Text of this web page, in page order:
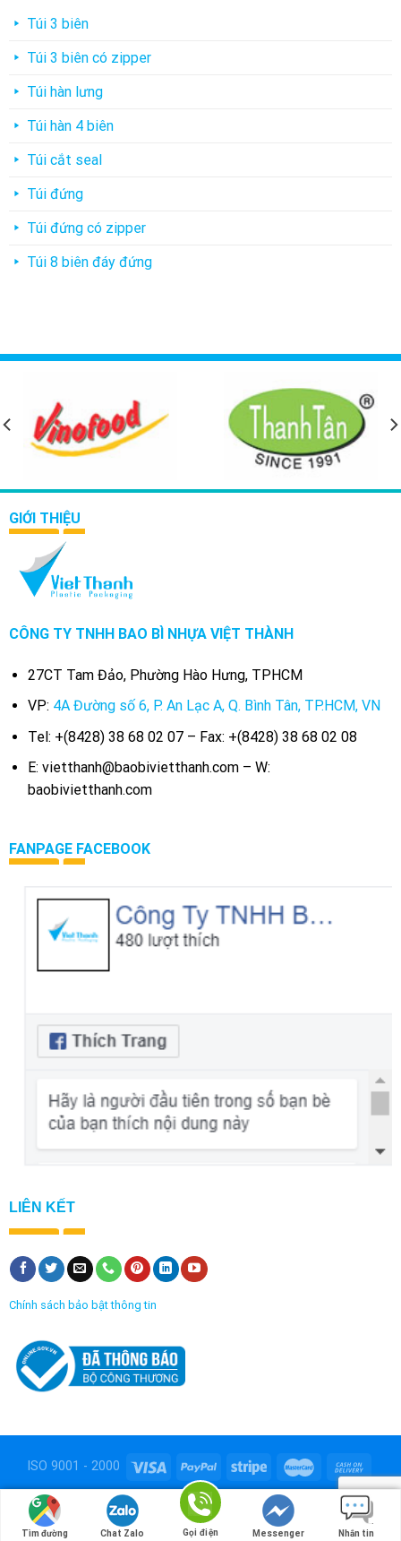
Túi 3 biên
Túi 3 biên có zipper
Túi hàn lưng
Túi hàn 4 biên
Túi cắt seal
Túi đứng
Túi đứng có zipper
Túi 8 biên đáy đứng
GIỚI THIỆU
CÔNG TY TNHH BAO BÌ NHỰA VIỆT THÀNH
27CT Tam Đảo, Phường Hào Hưng, TPHCM
VP: 4A Đường số 6, P. An Lạc A, Q. Bình Tân, TP.HCM, VN
Tel: +(8428) 38 68 02 07 – Fax: +(8428) 38 68 02 08
E: vietthanh@baobivietthanh.com – W:
baobivietthanh.com
FANPAGE FACEBOOK
LIÊN KẾT
Chính sách bảo bật thông tin
ISO 9001 - 2000
Copyright 2026 ©Công ty TNHH Bao bì nhựa Việt Thành
Thiết kế và duy trì bởi
Hoa Nong
Tìm đường Chat Zalo Gọi điện Messenger Nhắn tin